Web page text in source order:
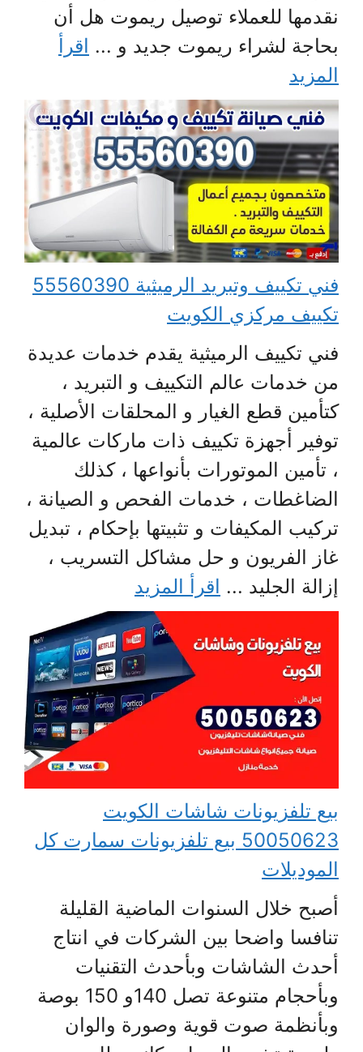
نقدمها للعملاء توصيل ريموت هل أن
بحاجة لشراء ريموت جديد و ... اقرأ
المزيد
فني تكييف وتبريد الرميثية 55560390
تكييف مركزي الكويت
فني تكييف الرميثية يقدم خدمات عديدة
من خدمات عالم التكييف و التبريد ،
كتأمين قطع الغيار و المحلقات الأصلية ،
توفير أجهزة تكييف ذات ماركات عالمية
، تأمين الموتورات بأنواعها ، كذلك
الضاغطات ، خدمات الفحص و الصيانة ،
تركيب المكيفات و تثبيتها بإحكام ، تبديل
غاز الفريون و حل مشاكل التسريب ،
إزالة الجليد ... اقرأ المزيد
بيع تلفزيونات شاشات الكويت
50050623 بيع تلفزيونات سمارت كل
الموديلات
أصبح خلال السنوات الماضية القليلة
تنافسا واضحا بين الشركات في انتاج
أحدث الشاشات وبأحدث التقنيات
وبأحجام متنوعة تصل 140و 150 بوصة
وبأنظمة صوت قوية وصورة والوان